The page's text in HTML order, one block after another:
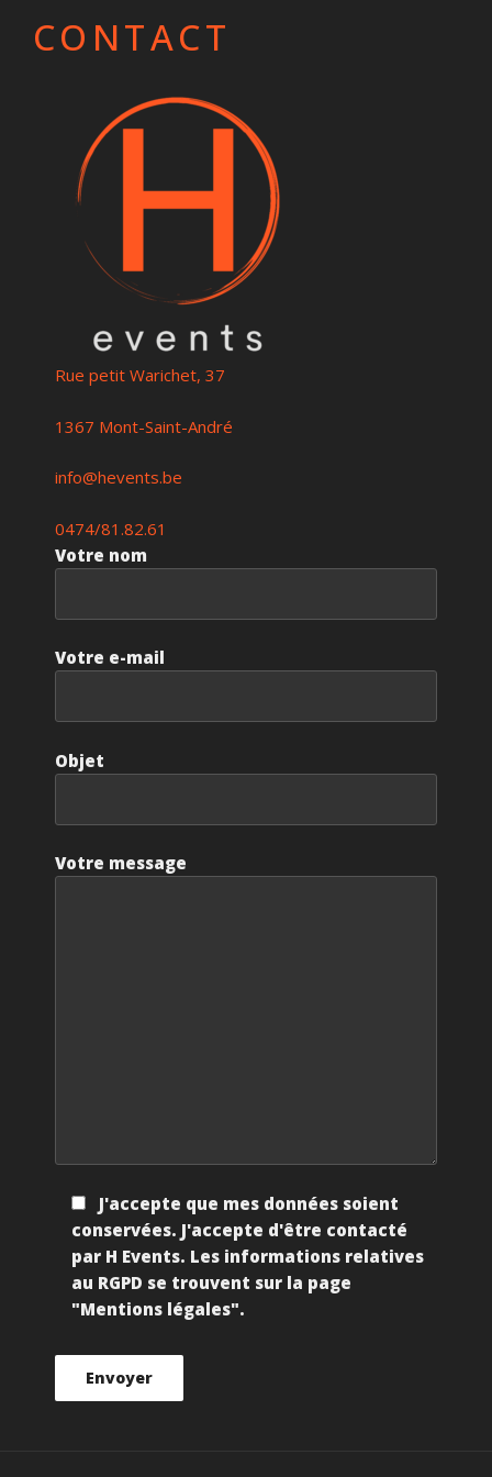
CONTACT
Rue petit Warichet, 37
1367 Mont-Saint-André
info@hevents.be
0474/81.82.61
Votre nom
Votre e-mail
Objet
Votre message
J'accepte que mes données soient
conservées. J'accepte d'être contacté
par H Events. Les informations relatives
au RGPD se trouvent sur la page
"Mentions légales".